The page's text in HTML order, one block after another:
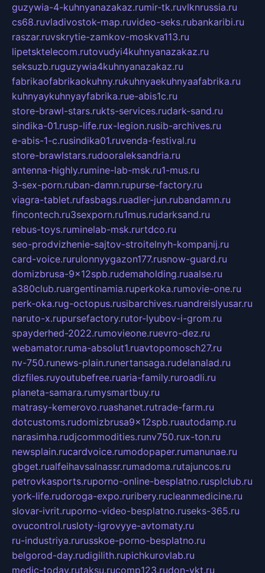
guzywia-4-kuhnyanazakaz.rumir-tk.ruvlknrussia.ru
cs68.ruvladivostok-map.ruvideo-seks.rubankaribi.ru
raszar.ruvskrytie-zamkov-moskva113.ru
lipetsktelecom.rutovudyi4kuhnyanazakaz.ru
seksuzb.ruguzywia4kuhnyanazakaz.ru
fabrikaofabrikaokuhny.rukuhnyaekuhnyaafabrika.ru
kuhnyaykuhnyayfabrika.rue-abis1c.ru
store-brawl-stars.rukts-services.rudark-sand.ru
sindika-01.rusp-life.rux-legion.rusib-archives.ru
e-abis-1-c.rusindika01.ruvenda-festival.ru
store-brawlstars.rudooraleksandria.ru
antenna-highly.rumine-lab-msk.ru1-mus.ru
3-sex-porn.ruban-damn.rupurse-factory.ru
viagra-tablet.rufasbags.ruadler-jun.rubandamn.ru
fincontech.ru3sexporn.ru1mus.rudarksand.ru
rebus-toys.ruminelab-msk.rurtdco.ru
seo-prodvizhenie-sajtov-stroitelnyh-kompanij.ru
card-voice.rurulonnyygazon177.rusnow-guard.ru
domizbrusa-9x12spb.rudemaholding.ruaalse.ru
a380club.ruargentinamia.ruperkoka.rumovie-one.ru
perk-oka.rug-octopus.rusibarchives.ruandreislyusar.ru
naruto-x.rupursefactory.rutor-lyubov-i-grom.ru
spayderhed-2022.rumovieone.ruevro-dez.ru
webamator.ruma-absolut1.ruavtopomosch27.ru
nv-750.runews-plain.runertansaga.rudelanalad.ru
dizfiles.ruyoutubefree.ruaria-family.ruroadli.ru
planeta-samara.rumysmartbuy.ru
matrasy-kemerovo.ruashanet.rutrade-farm.ru
dotcustoms.rudomizbrusa9x12spb.ruautodamp.ru
narasimha.rudjcommodities.runv750.rux-ton.ru
newsplain.rucardvoice.rumodopaper.rumanunae.ru
gbget.rualfeihavsalnassr.rumadoma.rutajuncos.ru
petrovkasports.ruporno-online-besplatno.rusplclub.ru
york-life.rudoroga-expo.ruribery.rucleanmedicine.ru
slovar-ivrit.ruporno-video-besplatno.ruseks-365.ru
ovucontrol.rusloty-igrovyye-avtomaty.ru
ru-industriya.rurusskoe-porno-besplatno.ru
belgorod-day.rudigilith.rupichkurovlab.ru
medic-today.rutaksu.rucomp123.rudon-ykt.ru